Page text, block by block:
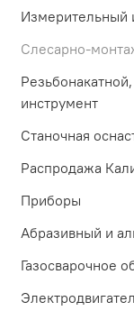
Измерительный
Слесарно-
инструмент
Станочная
Распродажа
Приборы
Абразивный и
Газосварочное